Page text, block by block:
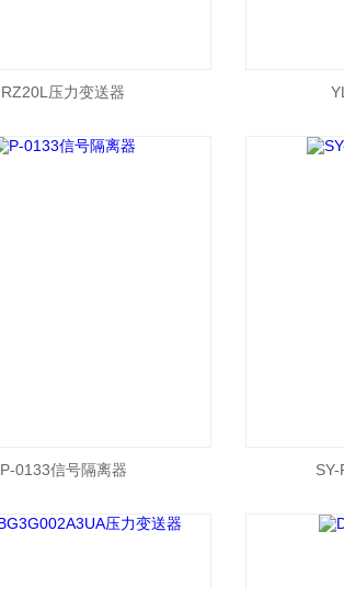
RZ20L压力变送器
P-0133信号隔离器